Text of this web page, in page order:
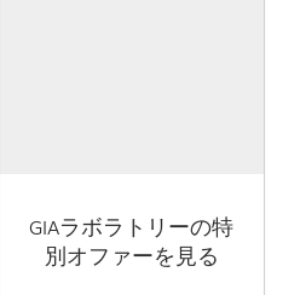
GIAラボラトリーの特
別オファーを見る